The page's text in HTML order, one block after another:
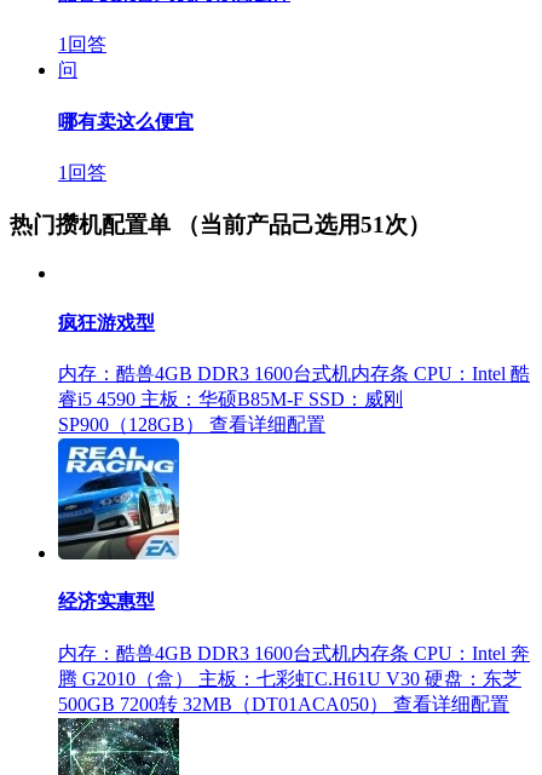
1回答
问
哪有卖这么便宜
1回答
热门攒机配置单 （当前产品己选用51次）
疯狂游戏型
内存：酷兽4GB DDR3 1600台式机内存条 CPU：Intel 酷
睿i5 4590 主板：华硕B85M-F SSD：威刚
SP900（128GB）
查看详细配置
经济实惠型
内存：酷兽4GB DDR3 1600台式机内存条 CPU：Intel 奔
腾 G2010（盒）
主板：七彩虹C.H61U V30 硬盘：东芝
500GB 7200转 32MB（DT01ACA050）
查看详细配置